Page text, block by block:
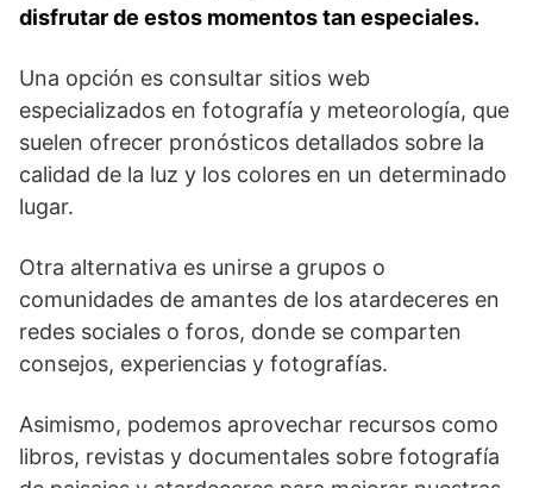
disfrutar de estos momentos tan especiales.
Una opción es consultar sitios web
especializados en fotografía y meteorología, ⁤que
suelen ofrecer pronósticos detallados sobre la
calidad de la luz y los colores en un⁢ determinado
lugar.
Otra alternativa es unirse a⁤ grupos o
⁤comunidades de amantes de ‍los atardeceres en
redes sociales o foros,⁤ donde se comparten
consejos, experiencias​ y fotografías.
Asimismo, podemos aprovechar recursos como
libros, revistas y documentales sobre fotografía